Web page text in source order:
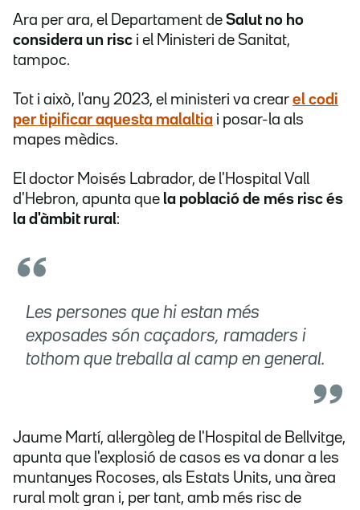
Ara per ara, el Departament de Salut no ho
considera un risc i el Ministeri de Sanitat,
tampoc.
Tot i això, l'any 2023, el ministeri va crear el codi
per tipificar aquesta malaltia i posar-la als
mapes mèdics.
El doctor Moisés Labrador, de l'Hospital Vall
d'Hebron, apunta que la població de més risc és
la d'àmbit rural:
Les persones que hi estan més
exposades són caçadors, ramaders i
tothom que treballa al camp en general.
Jaume Martí, al·lergòleg de l'Hospital de Bellvitge,
apunta que l'explosió de casos es va donar a les
muntanyes Rocoses, als Estats Units, una àrea
rural molt gran i, per tant, amb més risc de